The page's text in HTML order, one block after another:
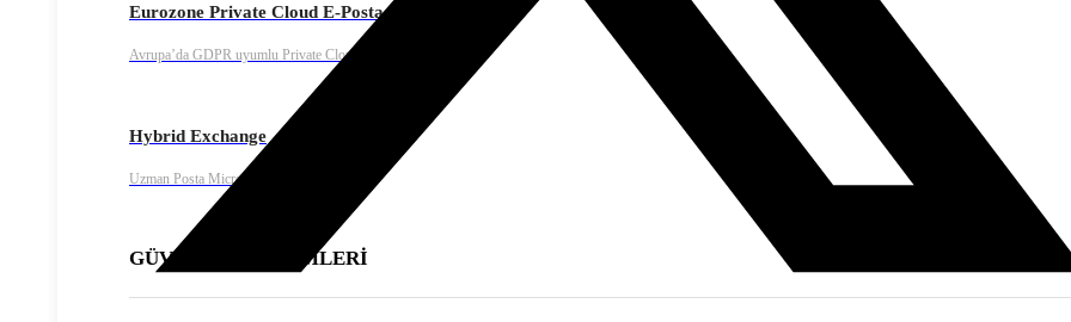
Eurozone Private Cloud E-Posta
Avrupa’da GDPR uyumlu Private Cloud e-posta çözümü
Hybrid Exchange
Uzman Posta Microsoft Exchange servisi
GÜVENLİK ÇÖZÜMLERİ